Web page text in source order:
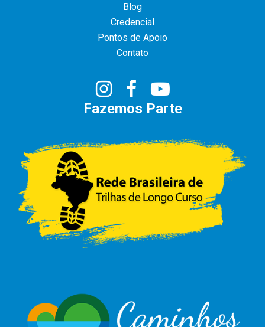
Blog
Credencial
Pontos de Apoio
Contato
Fazemos Parte